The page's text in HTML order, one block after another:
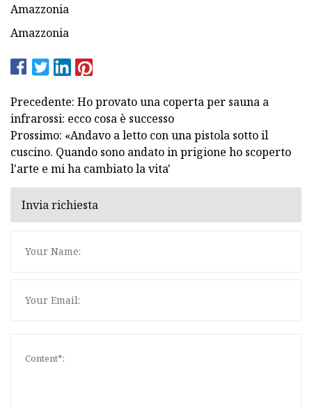
Amazzonia
Amazzonia
Precedente: Ho provato una coperta per sauna a
infrarossi: ecco cosa è successo
Prossimo: «Andavo a letto con una pistola sotto il
cuscino. Quando sono andato in prigione ho scoperto
l'arte e mi ha cambiato la vita'
Invia richiesta